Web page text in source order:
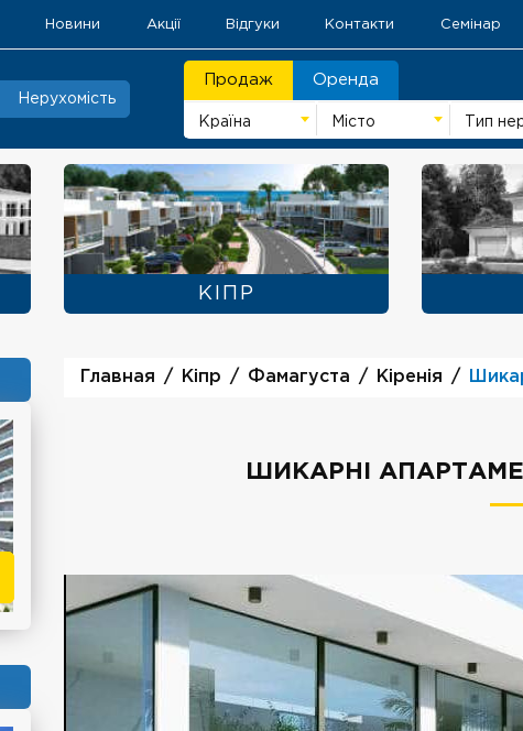
Новини Акції Відгуки Контакти Семінар
Нерухомість
Продаж Оренда
Країна Місто Тип
KIПР
Главная Kiпр Фамагуста Кіренія
ШИКАРНІ